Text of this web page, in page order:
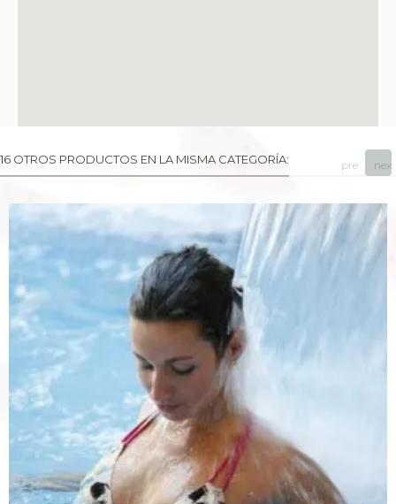
16 OTROS PRODUCTOS EN LA MISMA CATEGORÍA: prev next